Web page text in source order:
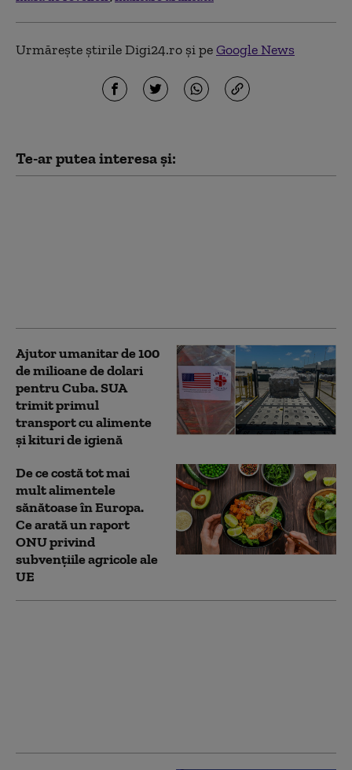
Urmărește știrile Digi24.ro și peGoogle News
Te-ar putea interesa și:
Ajutor umanitar de 100
de milioane de dolari
pentru Cuba. SUA
trimit primul
transport cu alimente
și kituri de igienă
De ce costă tot mai
mult alimentele
sănătoase în Europa.
Ce arată un raport
ONU privind
subvențiile agricole ale
UE